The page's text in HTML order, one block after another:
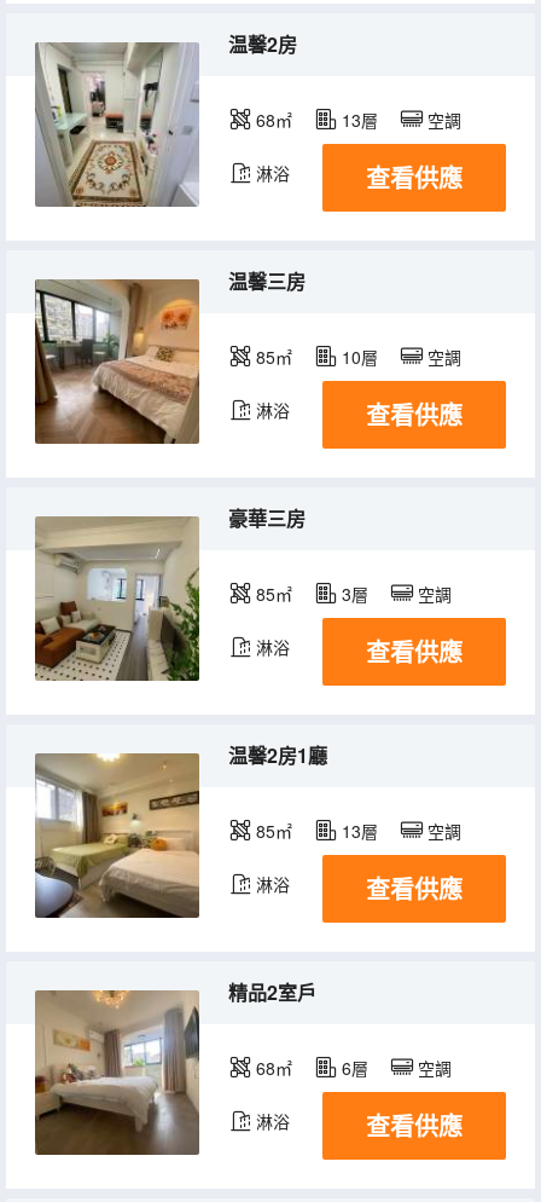
温馨2房
68㎡ 13層 空調
淋浴 查看供應
温馨三房
85㎡ 10層 空調
淋浴 查看供應
豪華三房
85㎡ 3層 空調
淋浴 查看供應
温馨2房1廳
85㎡ 13層 空調
淋浴 查看供應
精品2室戶
68㎡ 6層 空調
淋浴 查看供應